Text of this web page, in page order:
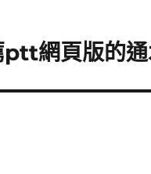
ptt網頁版的